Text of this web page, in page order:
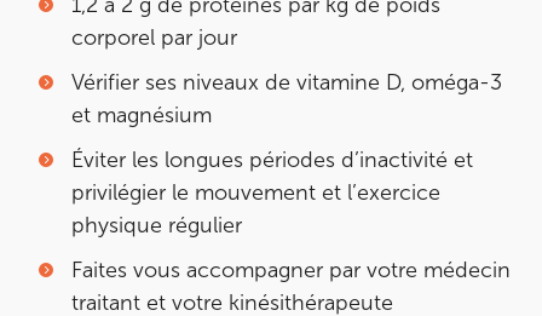
corporel par jour
Vérifier ses niveaux de vitamine D, oméga-3
et magnésium
Éviter les longues périodes d’inactivité et
privilégier le mouvement et l’exercice
physique régulier
Faites vous accompagner par votre médecin
traitant et votre kinésithérapeute